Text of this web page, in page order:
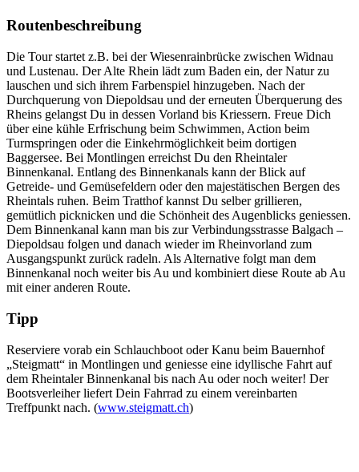
Routenbeschreibung
Die Tour startet z.B. bei der Wiesenrainbrücke zwischen Widnau
und Lustenau. Der Alte Rhein lädt zum Baden ein, der Natur zu
lauschen und sich ihrem Farbenspiel hinzugeben. Nach der
Durchquerung von Diepoldsau und der erneuten Überquerung des
Rheins gelangst Du in dessen Vorland bis Kriessern. Freue Dich
über eine kühle Erfrischung beim Schwimmen, Action beim
Turmspringen oder die Einkehrmöglichkeit beim dortigen
Baggersee. Bei Montlingen erreichst Du den Rheintaler
Binnenkanal. Entlang des Binnenkanals kann der Blick auf
Getreide- und Gemüsefeldern oder den majestätischen Bergen des
Rheintals ruhen. Beim Tratthof kannst Du selber grillieren,
gemütlich picknicken und die Schönheit des Augenblicks geniessen.
Dem Binnenkanal kann man bis zur Verbindungsstrasse Balgach –
Diepoldsau folgen und danach wieder im Rheinvorland zum
Ausgangspunkt zurück radeln. Als Alternative folgt man dem
Binnenkanal noch weiter bis Au und kombiniert diese Route ab Au
mit einer anderen Route.
Tipp
Reserviere vorab ein Schlauchboot oder Kanu beim Bauernhof
„Steigmatt“ in Montlingen und geniesse eine idyllische Fahrt auf
dem Rheintaler Binnenkanal bis nach Au oder noch weiter! Der
Bootsverleiher liefert Dein Fahrrad zu einem vereinbarten
Treffpunkt nach. (www.steigmatt.ch)